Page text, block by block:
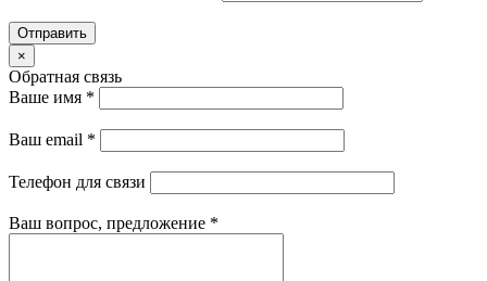
Отправить
×
Обратная связь
Ваше имя *
Ваш email *
Телефон для связи
Ваш вопрос, предложение *